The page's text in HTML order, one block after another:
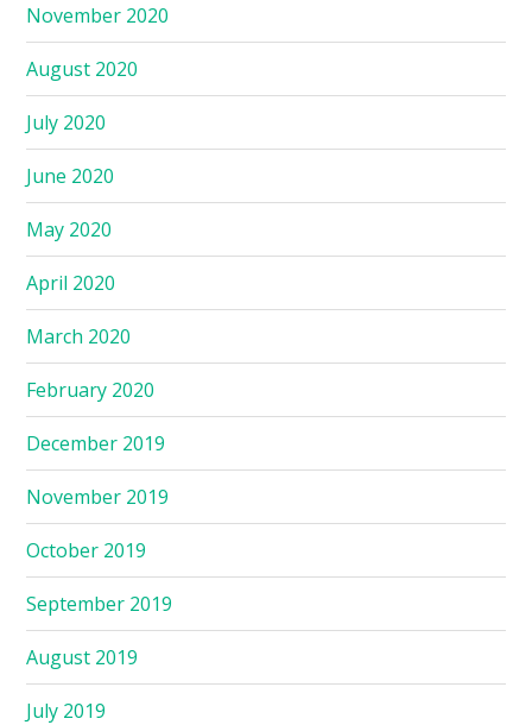
November 2020
August 2020
July 2020
June 2020
May 2020
April 2020
March 2020
February 2020
December 2019
November 2019
October 2019
September 2019
August 2019
July 2019